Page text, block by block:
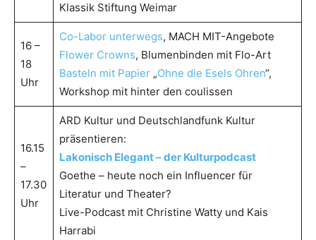
Klassik Stiftung Weimar
16 –
18
Uhr
Co-Labor unterwegs, MACH MIT-Angebote
Flower Crowns, Blumenbinden mit Flo-Art
Basteln mit Papier„Ohne die Esels Ohren“,
Workshop mit hinter den coulissen
16.15
–
17.30
Uhr
ARD Kultur und Deutschlandfunk Kultur
präsentieren:
Lakonisch Elegant – der Kulturpodcast
Goethe – heute noch ein Influencer für
Literatur und Theater?
Live-Podcast mit Christine Watty und Kais
Harrabi